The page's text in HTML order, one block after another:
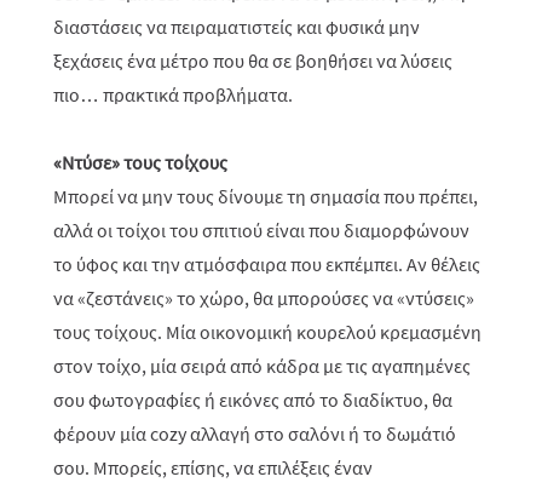
διαστάσεις να πειραματιστείς και φυσικά μην
ξεχάσεις ένα μέτρο που θα σε βοηθήσει να λύσεις
πιο… πρακτικά προβλήματα.
«Ντύσε» τους τοίχους
Μπορεί να μην τους δίνουμε τη σημασία που πρέπει,
αλλά οι τοίχοι του σπιτιού είναι που διαμορφώνουν
το ύφος και την ατμόσφαιρα που εκπέμπει. Αν θέλεις
να «ζεστάνεις» το χώρο, θα μπορούσες να «ντύσεις»
τους τοίχους. Μία οικονομική κουρελού κρεμασμένη
στον τοίχο, μία σειρά από κάδρα με τις αγαπημένες
σου φωτογραφίες ή εικόνες από το διαδίκτυο, θα
φέρουν μία cozy αλλαγή στο σαλόνι ή το δωμάτιό
σου. Μπορείς, επίσης, να επιλέξεις έναν